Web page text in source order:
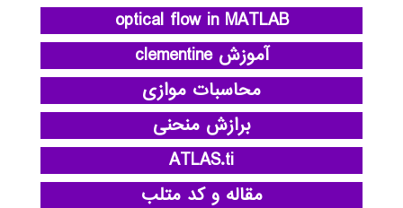
optical flow in MATLAB
آموزش clementine
محاسبات موازی
برازش منحنی
ATLAS.ti
مقاله و کد متلب